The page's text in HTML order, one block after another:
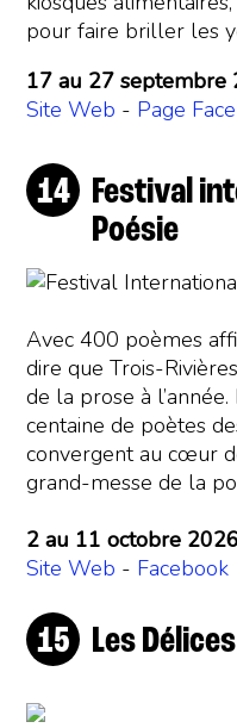
pour faire briller les
17 au 27 septembre
Site Web - Page
Festival
Poésie
Avec 400 poèmes
dire que Trois-
de la prose à l’année.
centaine de poètes
convergent au cœur
grand-messe de la
2 au 11 octobre 2026
Site Web - Facebook
Les